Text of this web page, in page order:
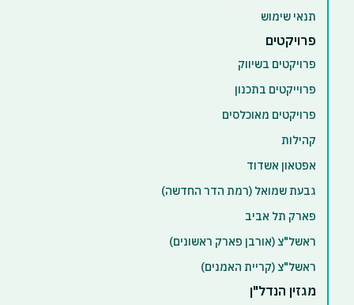
תנאי שימוש
פרויקטים
פרויקטים בשיווק
פרוייקטים בתכנון
פרויקטים מאוכלסים
קהילות
אפטאון אשדוד
גבעת שמואל (רמת הדר החדשה)
פארק תל אביב
ראשל"צ (אורבן פארק ראשונים)
ראשל"צ (קריית האמנים)
מגזין הנדל"ן